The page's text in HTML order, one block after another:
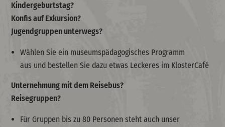
Kindergeburtstag?
Konfis auf Exkursion?
Jugendgruppen unterwegs?
Wählen Sie ein museumspädagogisches Programm
aus und bestellen Sie dazu etwas Leckeres im KlosterCafé
Unternehmung mit dem Reisebus?
Reisegruppen?
Für Gruppen bis zu 80 Personen steht auch unser